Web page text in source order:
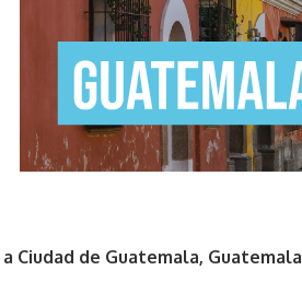
Ciudad de Guatemala, Guatemala